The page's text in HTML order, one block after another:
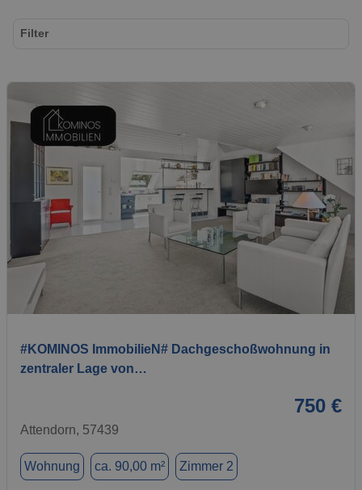
1 / 5
#KOMINOS ImmobilieN# Dachgeschoßwohnung in
zentraler Lage von…
750 €
Attendorn, 57439
Wohnung ca. 90,00 m² Zimmer 2
Filter